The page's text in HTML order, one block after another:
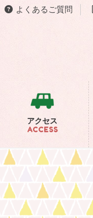
よくあるご質問
アクセス
ACCESS